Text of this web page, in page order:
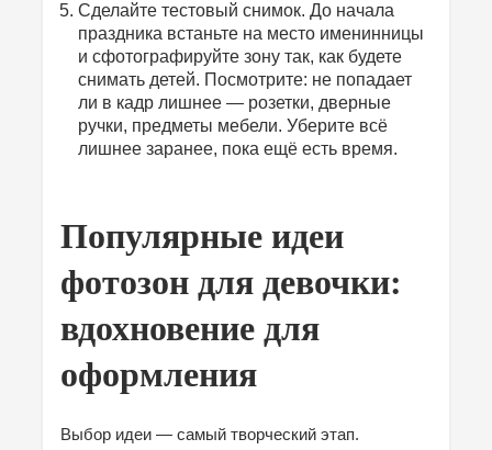
Сделайте тестовый снимок. До начала
праздника встаньте на место именинницы
и сфотографируйте зону так, как будете
снимать детей. Посмотрите: не попадает
ли в кадр лишнее — розетки, дверные
ручки, предметы мебели. Уберите всё
лишнее заранее, пока ещё есть время.
Популярные идеи
фотозон для девочки:
вдохновение для
оформления
Выбор идеи — самый творческий этап.